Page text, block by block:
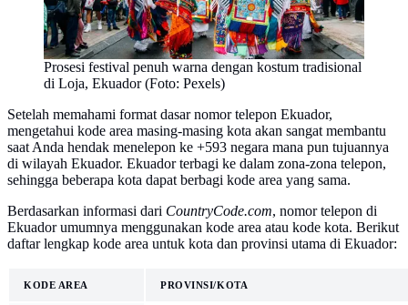
Prosesi festival penuh warna dengan kostum tradisional
di Loja, Ekuador (Foto: Pexels)
Setelah memahami format dasar nomor telepon Ekuador,
mengetahui kode area masing-masing kota akan sangat membantu
saat Anda hendak menelepon ke +593 negara mana pun tujuannya
di wilayah Ekuador. Ekuador terbagi ke dalam zona-zona telepon,
sehingga beberapa kota dapat berbagi kode area yang sama.
Berdasarkan informasi dari CountryCode.com, nomor telepon di
Ekuador umumnya menggunakan kode area atau kode kota. Berikut
daftar lengkap kode area untuk kota dan provinsi utama di Ekuador:
KODE AREA PROVINSI/KOTA